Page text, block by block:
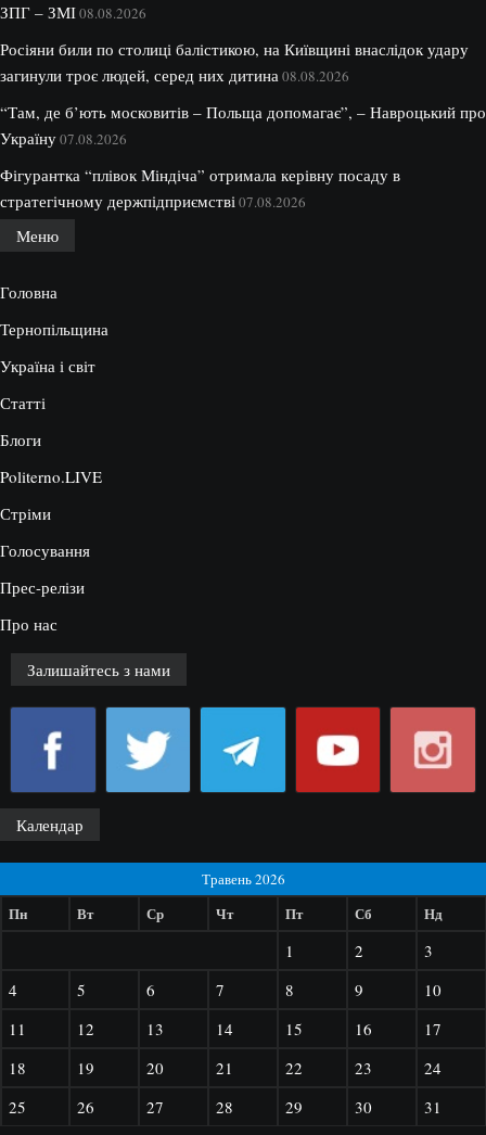
ЗПГ – ЗМІ08.08.2026
Росіяни били по столиці балістикою, на Київщині внаслідок удару
загинули троє людей, серед них дитина08.08.2026
“Там, де б’ють московитів – Польща допомагає”, – Навроцький про
Україну07.08.2026
Фігурантка “плівок Міндіча” отримала керівну посаду в
стратегічному держпідприємстві07.08.2026
Меню
Головна
Тернопільщина
Україна і світ
Статті
Блоги
Politerno.LIVE
Стріми
Голосування
Прес-релізи
Про нас
Залишайтесь з нами
Календар
Травень 2026
Пн Вт Ср Чт Пт Сб Нд
1 2
3
4
5 6 7 8 9
10
11
12 13 14 15 16
17
18
19 20 21 22 23
24
25
26 27 28 29 30
31